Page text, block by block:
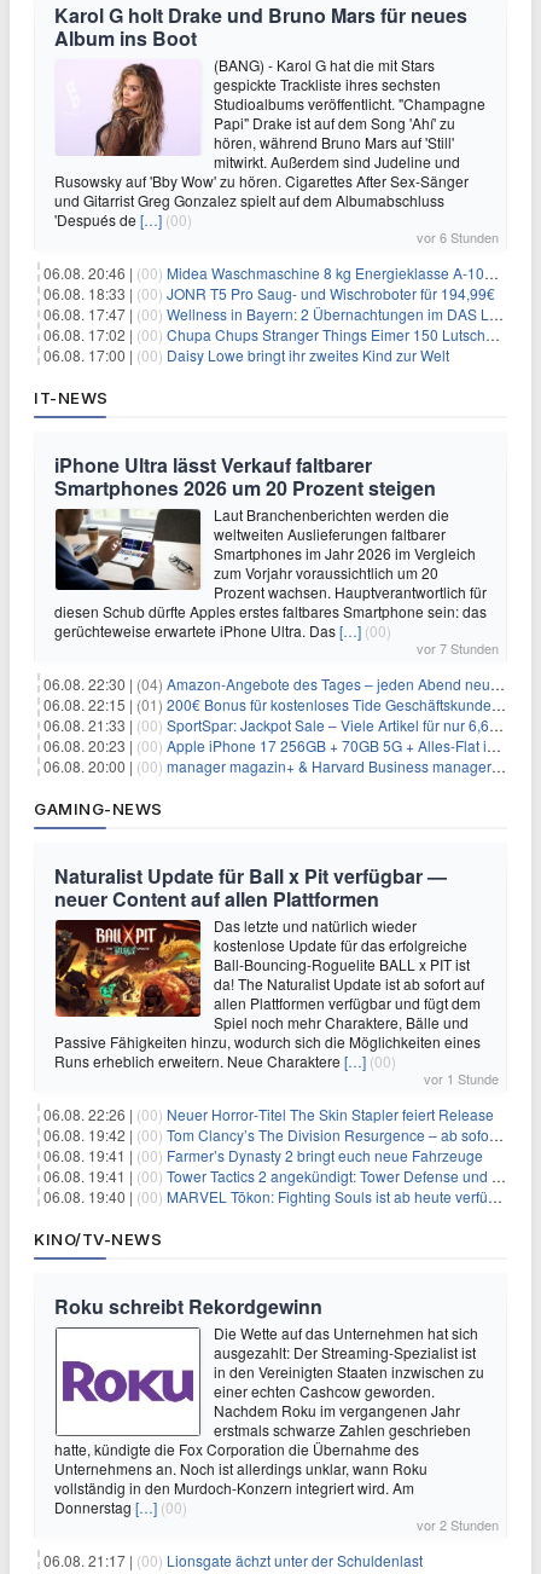
Karol G holt Drake und Bruno Mars für neues
Album ins Boot
(BANG) - Karol G hat die mit Stars
gespickte Trackliste ihres sechsten
Studioalbums veröffentlicht. "Champagne
Papi" Drake ist auf dem Song 'Ahí' zu
hören, während Bruno Mars auf 'Still'
mitwirkt. Außerdem sind Judeline und
Rusowsky auf 'Bby Wow' zu hören. Cigarettes After Sex-Sänger
und Gitarrist Greg Gonzalez spielt auf dem Albumabschluss
'Después de […] (00)
vor 6 Stunden
06.08. 20:46 | (00) Midea Waschmaschine 8 kg Energieklasse A-10% 1400 U/Min für 289,97€
06.08. 18:33 | (00) JONR T5 Pro Saug- und Wischroboter für 194,99€
06.08. 17:47 | (00) Wellness in Bayern: 2 Übernachtungen im DAS LUDWIG Sports Resort inkl. HP + Wellness ab 174€ p.P.
06.08. 17:02 | (00) Chupa Chups Stranger Things Eimer 150 Lutscher für 21,95€
06.08. 17:00 | (00) Daisy Lowe bringt ihr zweites Kind zur Welt
IT-NEWS
iPhone Ultra lässt Verkauf faltbarer
Smartphones 2026 um 20 Prozent steigen
Laut Branchenberichten werden die
weltweiten Auslieferungen faltbarer
Smartphones im Jahr 2026 im Vergleich
zum Vorjahr voraussichtlich um 20
Prozent wachsen. Hauptverantwortlich für
diesen Schub dürfte Apples erstes faltbares Smartphone sein: das
gerüchteweise erwartete iPhone Ultra. Das[…] (00)
vor 7 Stunden
06.08. 22:30 | (04) Amazon-Angebote des Tages – jeden Abend neue Deals zum Stöbern
06.08. 22:15 | (01) 200€ Bonus für kostenloses Tide Geschäftskundenkonto
06.08. 21:33 | (00) SportSpar: Jackpot Sale – Viele Artikel für nur 6,66€ – nur 48 Stunden
06.08. 20:23 | (00) Apple iPhone 17 256GB + 70GB 5G + Alles-Flat im Vodafone-Netz für 34,99€/Monat – eff. 4,65€/Monat
06.08. 20:00 | (00) manager magazin+ & Harvard Business manager+ Digital-Kombi-Abo 1 Monat kostenlos
GAMING-NEWS
Naturalist Update für Ball x Pit verfügbar —
neuer Content auf allen Plattformen
Das letzte und natürlich wieder
kostenlose Update für das erfolgreiche
Ball-Bouncing-Roguelite BALL x PIT ist
da! The Naturalist Update ist ab sofort auf
allen Plattformen verfügbar und fügt dem
Spiel noch mehr Charaktere, Bälle und
Passive Fähigkeiten hinzu, wodurch sich die Möglichkeiten eines
Runs erheblich erweitern. Neue Charaktere […] (00)
vor 1 Stunde
06.08. 22:26 | (00) Neuer Horror‑Titel The Skin Stapler feiert Release
06.08. 19:42 | (00) Tom Clancy’s The Division Resurgence – ab sofort für euch verfügbar
06.08. 19:41 | (00) Farmer’s Dynasty 2 bringt euch neue Fahrzeuge
06.08. 19:41 | (00) Tower Tactics 2 angekündigt: Tower Defense und Deckbuilding Kombo kehrt zurück
06.08. 19:40 | (00) MARVEL Tōkon: Fighting Souls ist ab heute verfügbar
KINO/TV-NEWS
Roku schreibt Rekordgewinn
Die Wette auf das Unternehmen hat sich
ausgezahlt: Der Streaming-Spezialist ist
in den Vereinigten Staaten inzwischen zu
einer echten Cashcow geworden.
Nachdem Roku im vergangenen Jahr
erstmals schwarze Zahlen geschrieben
hatte, kündigte die Fox Corporation die Übernahme des
Unternehmens an. Noch ist allerdings unklar, wann Roku
vollständig in den Murdoch-Konzern integriert wird. Am
Donnerstag […] (00)
vor 2 Stunden
06.08. 21:17 | (00) Lionsgate ächzt unter der Schuldenlast